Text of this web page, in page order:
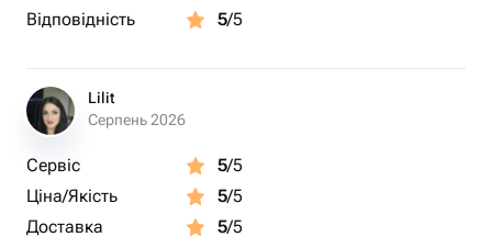
Відповідність
5/5
Lilit
Серпень 2026
Сервіс 5/5
Ціна/Якість
5/5
Доставка
5/5